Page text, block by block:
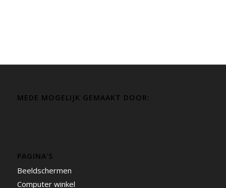
MEDE MOGELIJK GEMAAKT DOOR:
PAGINA’S
Beeldschermen
Computer winkel